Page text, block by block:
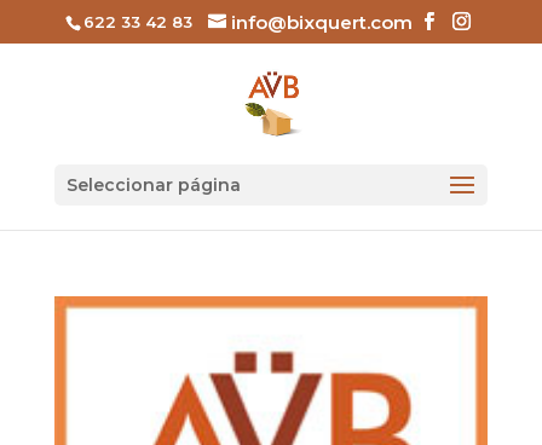
622 33 42 83 info@bixquert.com
Seleccionar página